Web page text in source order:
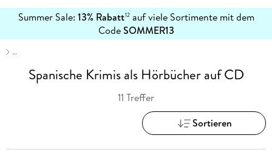
Summer Sale: 13% Rabatt12auf viele Sortimente mit dem
CodeSOMMER13
erfahren
…
Spanische Krimis als Hörbücher auf CD
11 Treffer
Sortieren